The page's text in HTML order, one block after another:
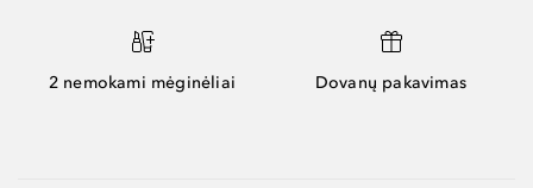
2 nemokami mėginėliai Dovanų pakavimas